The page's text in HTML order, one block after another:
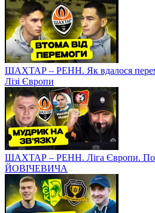
ШАХТАР – РЕНН. Як вдалося
Лізі Європи
ШАХТАР – РЕНН. Ліга Європи.
ЙОВІЧЕВИЧА